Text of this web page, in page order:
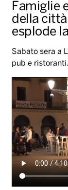
Famiglie
della
esplode
Sabato sera a
pub e